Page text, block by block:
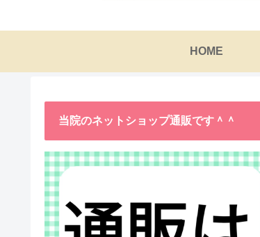
HOME
当院のネットショップ通販です＾＾